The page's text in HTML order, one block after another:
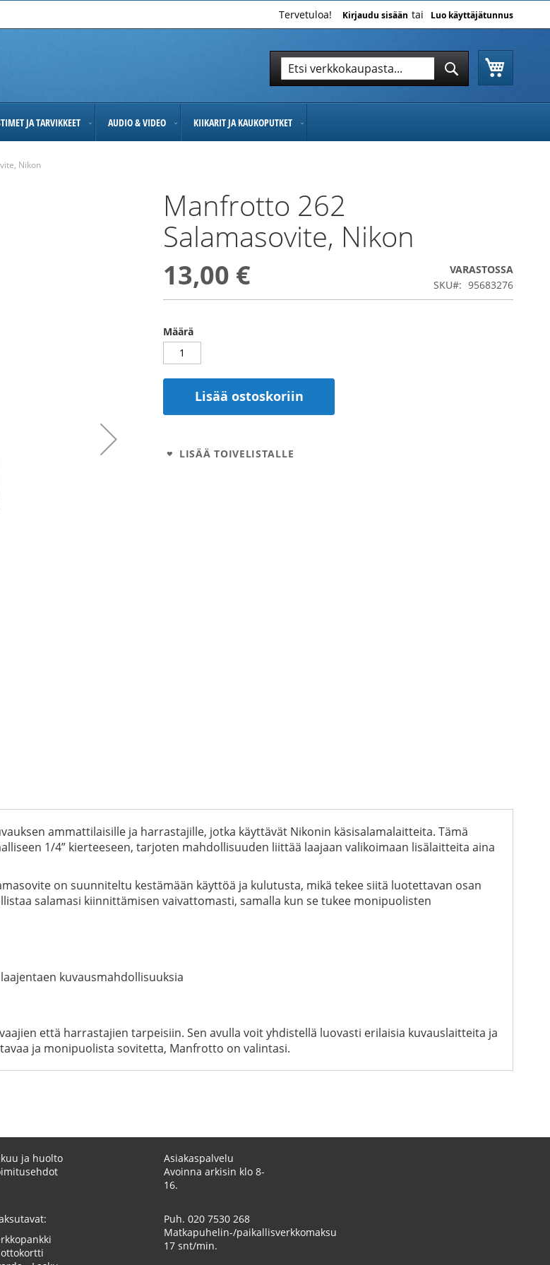
Tervetuloa! Kirjaudu sisään Luo käyttäjätunnus
Hae
JA TARVIKKEET AUDIO & VIDEO KIIKARIT JA KAUKOPUTKET
Nikon
Manfrotto 262
Salamasovite, Nikon
13,00 €
VARASTOSSA
SKU
95683276
Määrä
Lisää ostoskoriin
LISÄÄ TOIVELISTALLE
ammattilaisille ja harrastajille, jotka käyttävät Nikonin käsisalamalaitteita. Tämä
1/4” kierteeseen, tarjoten mahdollisuuden liittää laajaan valikoimaan lisälaitteita aina
on suunniteltu kestämään käyttöä ja kulutusta, mikä tekee siitä luotettavan osan
salamasi kiinnittämisen vaivattomasti, samalla kun se tukee monipuolisten
kuvausmahdollisuuksia
että harrastajien tarpeisiin. Sen avulla voit yhdistellä luovasti erilaisia kuvauslaitteita ja
ja monipuolista sovitetta, Manfrotto on valintasi.
ja huolto
Asiakaspalvelu
Avoinna arkisin klo 8-
16.
Puh. 020 7530 268
Matkapuhelin-/paikallisverkkomaksu
17 snt/min.